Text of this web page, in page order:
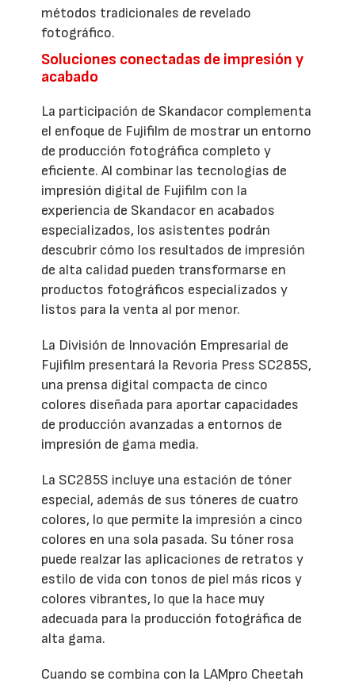
métodos tradicionales de revelado
fotográfico.
Soluciones conectadas de impresión y
acabado
La participación de Skandacor complementa
el enfoque de Fujifilm de mostrar un entorno
de producción fotográfica completo y
eficiente. Al combinar las tecnologías de
impresión digital de Fujifilm con la
experiencia de Skandacor en acabados
especializados, los asistentes podrán
descubrir cómo los resultados de impresión
de alta calidad pueden transformarse en
productos fotográficos especializados y
listos para la venta al por menor.
La División de Innovación Empresarial de
Fujifilm presentará la Revoria Press SC285S,
una prensa digital compacta de cinco
colores diseñada para aportar capacidades
de producción avanzadas a entornos de
impresión de gama media.
La SC285S incluye una estación de tóner
especial, además de sus tóneres de cuatro
colores, lo que permite la impresión a cinco
colores en una sola pasada. Su tóner rosa
puede realzar las aplicaciones de retratos y
estilo de vida con tonos de piel más ricos y
colores vibrantes, lo que la hace muy
adecuada para la producción fotográfica de
alta gama.
Cuando se combina con la LAMpro Cheetah